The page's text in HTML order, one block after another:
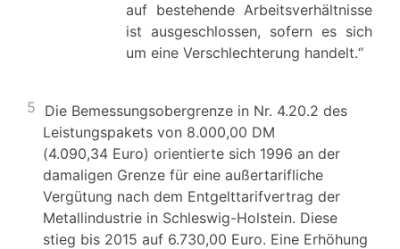
auf bestehende Arbeitsverhältnisse
ist ausgeschlossen, sofern es sich
um eine Verschlechterung handelt.“
5 Die Bemessungsobergrenze in Nr. 4.20.2 des
Leistungspakets von 8.000,00 DM
(4.090,34 Euro) orientierte sich 1996 an der
damaligen Grenze für eine außertarifliche
Vergütung nach dem Entgelttarifvertrag der
Metallindustrie in Schleswig-Holstein. Diese
stieg bis 2015 auf 6.730,00 Euro. Eine Erhöhung